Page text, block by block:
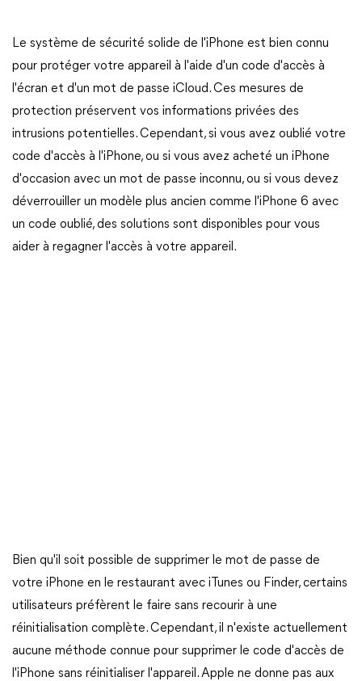
Le système de sécurité solide de l'iPhone est bien connu
pour protéger votre appareil à l'aide d'un code d'accès à
l'écran et d'un mot de passe iCloud. Ces mesures de
protection préservent vos informations privées des
intrusions potentielles. Cependant, si vous avez oublié votre
code d'accès à l'iPhone, ou si vous avez acheté un iPhone
d'occasion avec un mot de passe inconnu, ou si vous devez
déverrouiller un modèle plus ancien comme l'iPhone 6 avec
un code oublié, des solutions sont disponibles pour vous
aider à regagner l'accès à votre appareil.
Bien qu'il soit possible de supprimer le mot de passe de
votre iPhone en le restaurant avec iTunes ou Finder, certains
utilisateurs préfèrent le faire sans recourir à une
réinitialisation complète. Cependant, il n'existe actuellement
aucune méthode connue pour supprimer le code d'accès de
l'iPhone sans réinitialiser l'appareil. Apple ne donne pas aux